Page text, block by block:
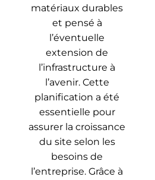
matériaux durables
et pensé à
l’éventuelle
extension de
l’infrastructure à
l’avenir. Cette
planification a été
essentielle pour
assurer la croissance
du site selon les
besoins de
l’entreprise. Grâce à